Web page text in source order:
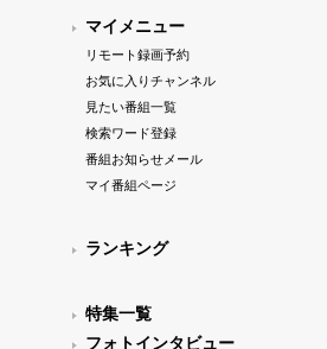
マイメニュー
リモート録画予約
お気に入りチャンネル
見たい番組一覧
検索ワード登録
番組お知らせメール
マイ番組ページ
ランキング
特集一覧
フォトインタビュー